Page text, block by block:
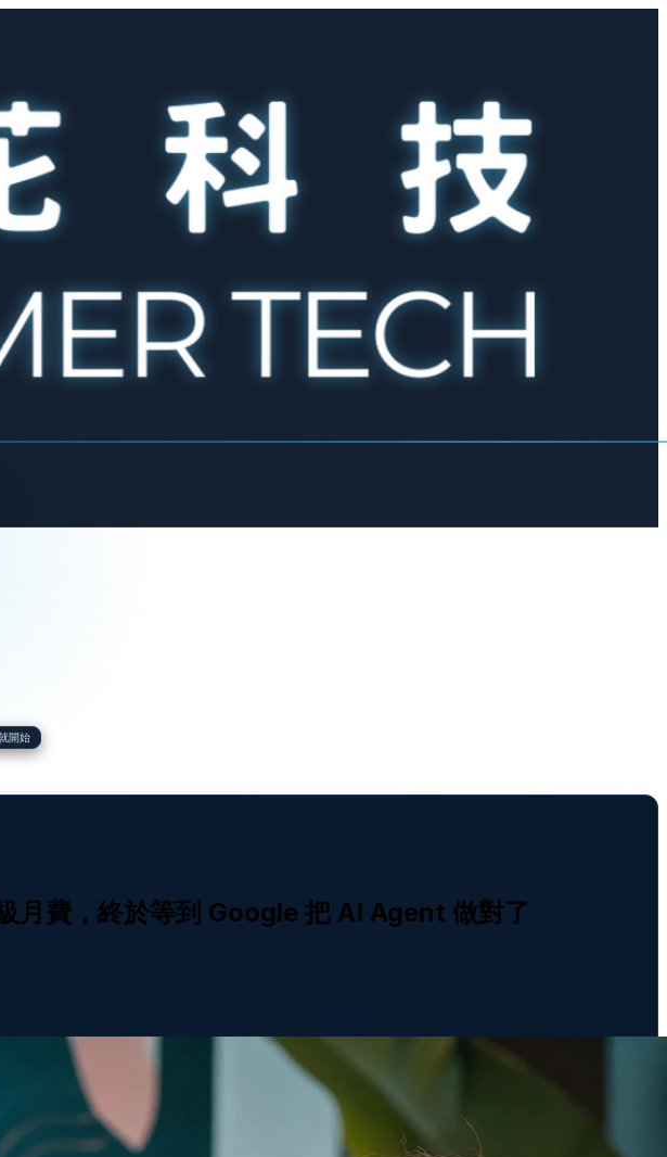
開始
費，終於等到 Google 把 AI Agent 做對了